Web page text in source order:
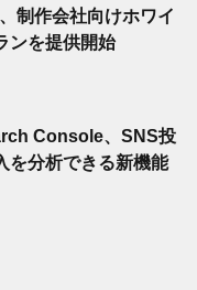
制作会社向けホワイ
ンを提供開始
Console、SNS投
を分析できる新機能